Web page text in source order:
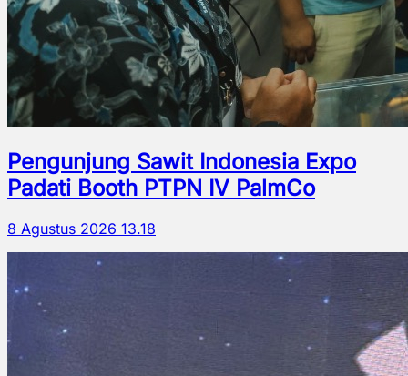
Pengunjung Sawit Indonesia Expo
Padati Booth PTPN IV PalmCo
8 Agustus 2026 13.18